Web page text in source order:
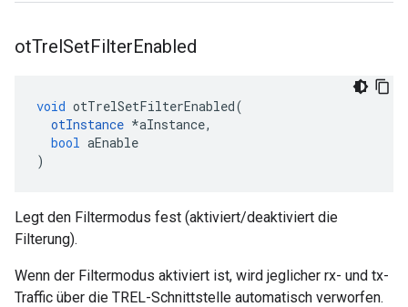
otTrelSetFilterEnabled
void otTrelSetFilterEnabled(
otInstance *aInstance,
bool aEnable
)
Legt den Filtermodus fest (aktiviert/deaktiviert die
Filterung).
Wenn der Filtermodus aktiviert ist, wird jeglicher rx- und tx-
Traffic über die TREL-Schnittstelle automatisch verworfen.